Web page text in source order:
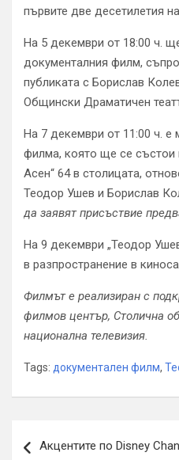
първите две десетилетия
На 5 декември от 18:00 ч.
документалния филм,
публиката с Борислав
Общински Драматичен
На 7 декември от 11:00 ч.
филма, която ще се състои
Асен“ 64 в столицата,
Теодор Ушев и Борислав
да заявят присъствие
На 9 декември „Теодор
в разпространение в
Филмът е реализиран с
филмов център, Столична
национална телевизия.
Tags: документален филм,
Акцентите по Disney